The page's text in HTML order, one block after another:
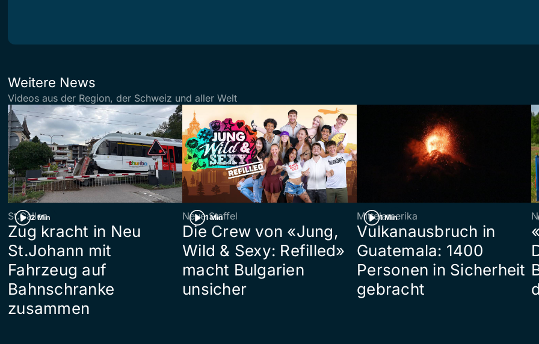
Weitere News
Videos aus der Region, der Schweiz und aller Welt
2 Min
St.Gallen
Zug kracht in Neu
St.Johann mit
Fahrzeug auf
Bahnschranke
zusammen
1 Min
Neue Staffel
Die Crew von «Jung,
Wild & Sexy: Refilled»
macht Bulgarien
unsicher
1 Min
Mittelamerika
Vulkanausbruch in
Guatemala: 1400
Personen in Sicherheit
gebracht